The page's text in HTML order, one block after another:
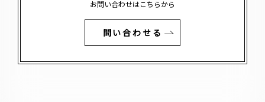
お問い合わせはこちらから
問い合わせる